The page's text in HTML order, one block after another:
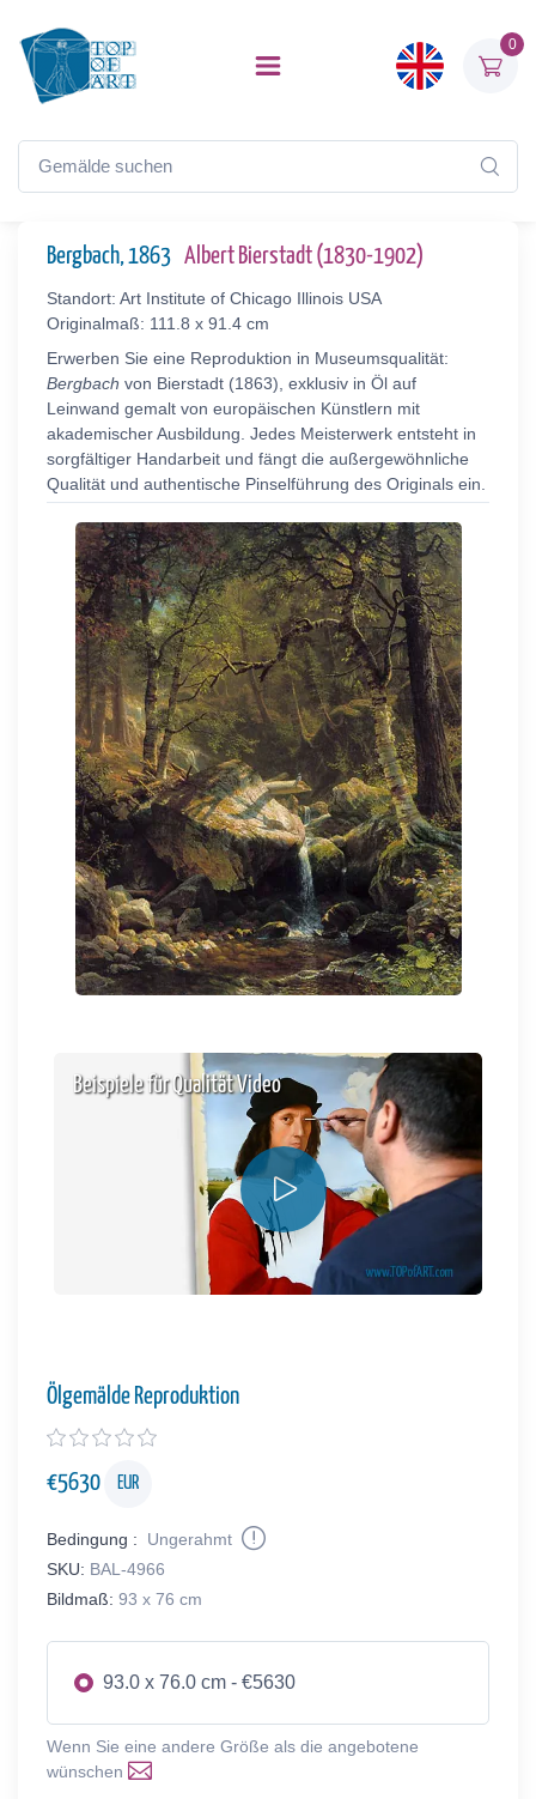
0
Bergbach, 1863 Albert Bierstadt (1830-1902)
Standort: Art Institute of Chicago Illinois USA
Originalmaß: 111.8 x 91.4 cm
Erwerben Sie eine Reproduktion in Museumsqualität:
Bergbach von Bierstadt (1863), exklusiv in Öl auf
Leinwand gemalt von europäischen Künstlern mit
akademischer Ausbildung. Jedes Meisterwerk entsteht in
sorgfältiger Handarbeit und fängt die außergewöhnliche
Qualität und authentische Pinselführung des Originals ein.
Beispiele für Qualität Video
Ölgemälde Reproduktion
€5630 EUR
Bedingung :
Ungerahmt
SKU: BAL-4966
Bildmaß: 93 x 76 cm
93.0 x 76.0 cm - €5630
Wenn Sie eine andere Größe als die angebotene
wünschen